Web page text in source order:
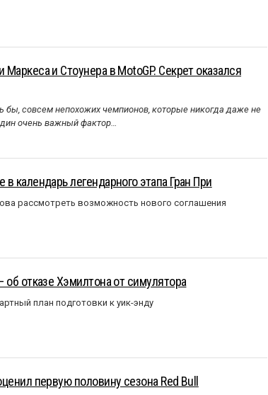
и Стоунера в MotoGP. Секрет оказался
бы, совсем непохожих чемпионов, которые никогда даже не
очень важный фактор…
календарь легендарного этапа Гран При
рассмотреть возможность нового соглашения
об отказе Хэмилтона от симулятора
план подготовки к уик-энду
первую половину сезона Red Bull